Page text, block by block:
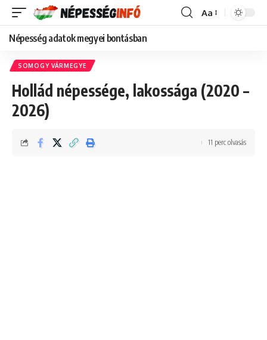
Font
Aa
Népesség adatok megyei bontásban
SOMOGY VÁRMEGYE
Hollád népessége, lakossága (2020 –
2026)
11 perc olvasás